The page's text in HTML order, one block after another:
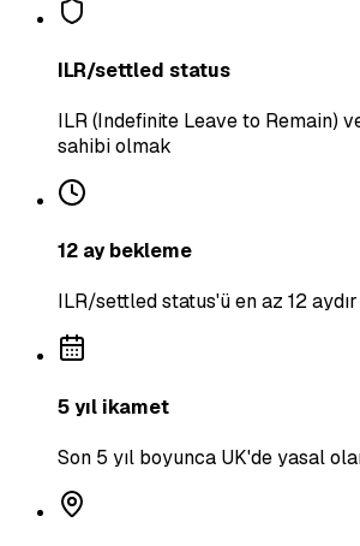
ILR/settled status
ILR (Indefinite Leave to Remain)
sahibi olmak
12 ay bekleme
ILR/settled status'ü en az 12
5 yıl ikamet
Son 5 yıl boyunca UK'de yasal